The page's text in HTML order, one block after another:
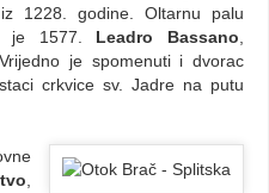
1228. godine. Oltarnu palu
je 1577. Leadro Bassano
je spomenuti i dvorac
crkvice sv. Jadre na putu